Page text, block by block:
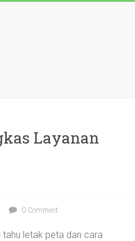
Layanan
0 Comment
letak peta dan cara